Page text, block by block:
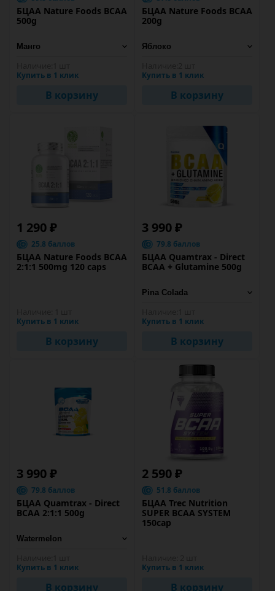
БЦАА Nature Foods BCAA
500g
Купить в 1 клик
В корзину
БЦАА Nature Foods BCAA
200g
Купить в 1 клик
В корзину
1 290 ₽
25.8 баллов
БЦАА Nature Foods BCAA
2:1:1 500mg 120 caps
Купить в 1 клик
В корзину
3 990 ₽
79.8 баллов
БЦАА Quamtrax - Direct
BCAA + Glutamine 500g
Купить в 1 клик
В корзину
3 990 ₽
79.8 баллов
БЦАА Quamtrax - Direct
BCAA 2:1:1 500g
Купить в 1 клик
В корзину
2 590 ₽
51.8 баллов
БЦАА Trec Nutrition
SUPER BCAA SYSTEM
150cap
Купить в 1 клик
В корзину